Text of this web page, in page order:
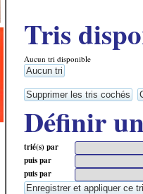
Tris
Aucun tri disponible
Définir
trié(s) par
puis par
puis par